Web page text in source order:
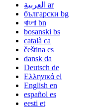
العربية ar
български bg
বাংলা bn
bosanski bs
català ca
čeština cs
dansk da
Deutsch de
Ελληνικά el
English en
español es
eesti et